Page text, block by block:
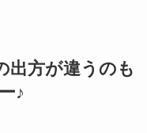
出方が違うのも
♪